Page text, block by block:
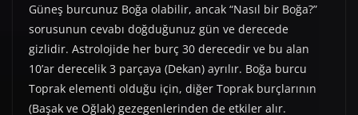
Güneş burcunuz Boğa olabilir, ancak “Nasıl bir Boğa?”
sorusunun cevabı doğduğunuz gün ve derecede
gizlidir. Astrolojide her burç 30 derecedir ve bu alan
10’ar derecelik 3 parçaya (Dekan) ayrılır. Boğa burcu
Toprak elementi olduğu için, diğer Toprak burçlarının
(Başak ve Oğlak) gezegenlerinden de etkiler alır.